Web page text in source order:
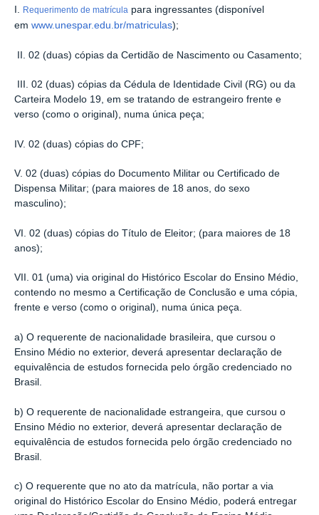
Requerimento de matrícula para ingressantes (disponível
em www.unespar.edu.br/matriculas);
II. 02 (duas) cópias da Certidão de Nascimento ou Casamento;
III. 02 (duas) cópias da Cédula de Identidade Civil (RG) ou da
Carteira Modelo 19, em se tratando de estrangeiro frente e
verso (como o original), numa única peça;
IV. 02 (duas) cópias do CPF;
V. 02 (duas) cópias do Documento Militar ou Certificado de
Dispensa Militar; (para maiores de 18 anos, do sexo
masculino);
VI. 02 (duas) cópias do Título de Eleitor; (para maiores de 18
anos);
VII. 01 (uma) via original do Histórico Escolar do Ensino Médio,
contendo no mesmo a Certificação de Conclusão e uma cópia,
frente e verso (como o original), numa única peça.
a) O requerente de nacionalidade brasileira, que cursou o
Ensino Médio no exterior, deverá apresentar declaração de
equivalência de estudos fornecida pelo órgão credenciado no
Brasil.
b) O requerente de nacionalidade estrangeira, que cursou o
Ensino Médio no exterior, deverá apresentar declaração de
equivalência de estudos fornecida pelo órgão credenciado no
Brasil.
c) O requerente que no ato da matrícula, não portar a via
original do Histórico Escolar do Ensino Médio, poderá entregar